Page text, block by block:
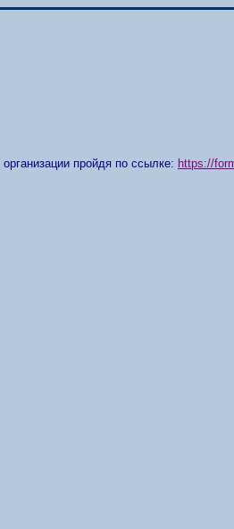
пройдя по ссылке: https://